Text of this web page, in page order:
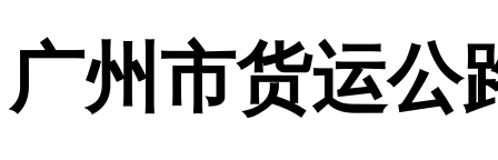
广州市货运公